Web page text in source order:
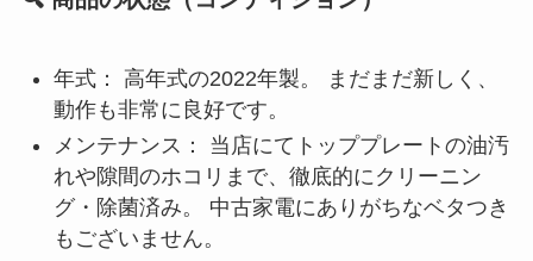
年式： 高年式の2022年製。 まだまだ新しく、
動作も非常に良好です。
メンテナンス： 当店にてトッププレートの油汚
れや隙間のホコリまで、徹底的にクリーニン
グ・除菌済み。 中古家電にありがちなベタつき
もございません。